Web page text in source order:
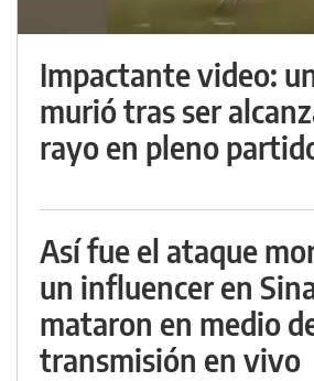
Impactante video:
murió tras ser
rayo en pleno
Así fue el ataque
un influencer en
mataron en medio
transmisión en vivo